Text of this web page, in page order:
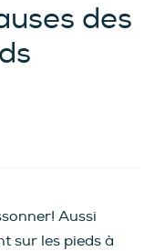
des
Aussi
sur les pieds à